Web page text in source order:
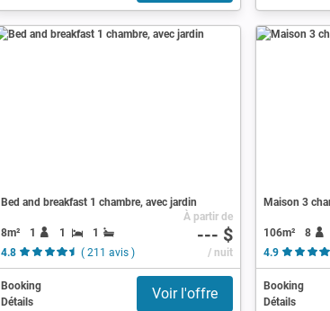
Bed and breakfast 1 chambre, avec jardin
8m² 1 1
1
4.8
( 211 avis )
À partir de
--- $
/ nuit
Booking
Détails
Voir l'offre
Maison 3
106m² 8
4.9
Booking
Détails